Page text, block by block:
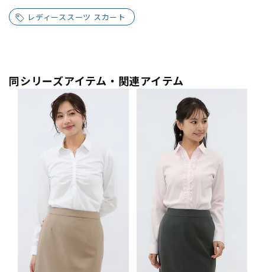
レディーススーツ スカート
同シリーズアイテム・関連アイテム